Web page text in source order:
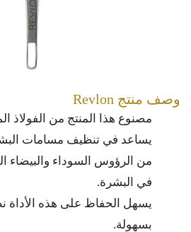
وصف منتج Revlon
مصنوع هذا المنتج من الفولاذ
يساعد في تنظيف مسامات
من الرؤوس السوداء والبيضاء
في البشرة.
يسهل الحفاظ على هذه الأداة
بسهولة.